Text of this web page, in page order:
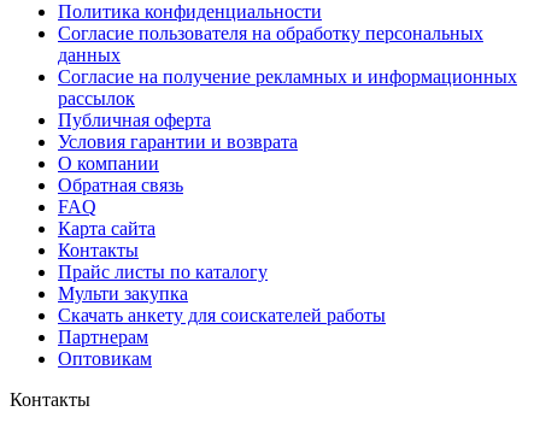
Политика конфиденциальности
Согласие пользователя на обработку персональных
данных
Согласие на получение рекламных и информационных
рассылок
Публичная оферта
Условия гарантии и возврата
О компании
Обратная связь
FAQ
Карта сайта
Контакты
Прайс листы по каталогу
Мульти закупка
Скачать анкету для соискателей работы
Партнерам
Оптовикам
Контакты